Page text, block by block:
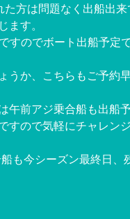
方は問題なく出船出
ます。
すのでボート出船予定
うか、こちらもご予約
午前アジ乗合船も出船
すので気軽にチャレン
も今シーズン最終日、